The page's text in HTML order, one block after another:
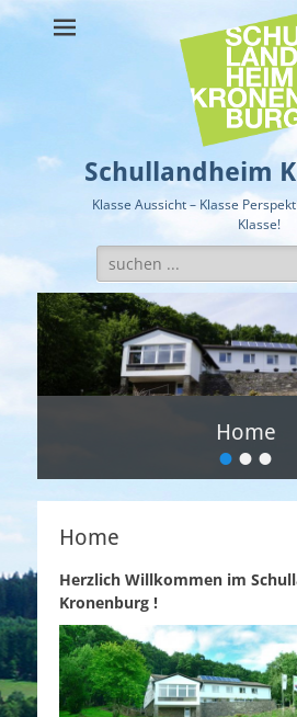
Schullandheim
Klasse Aussicht – Klasse
Klasse!
Suche
nach:
•••
Home
am:
nach
erkan
Lage
erkan
Home
Herzlich Willkommen im
Kronenburg !